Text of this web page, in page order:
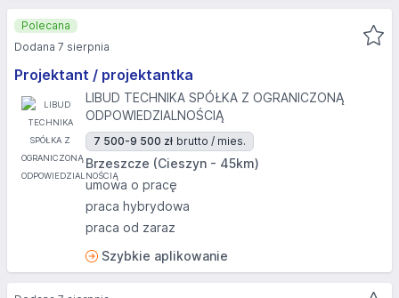
Projektant / projektantka
LIBUD TECHNIKA SPÓŁKA Z OGRANICZONĄ
ODPOWIEDZIALNOŚCIĄ
7 500-9 500 zł brutto / mies.
Brzeszcze (Cieszyn - 45km)
umowa o pracę
praca hybrydowa
praca od zaraz
Szybkie aplikowanie
Polecana
Dodana 7 sierpnia